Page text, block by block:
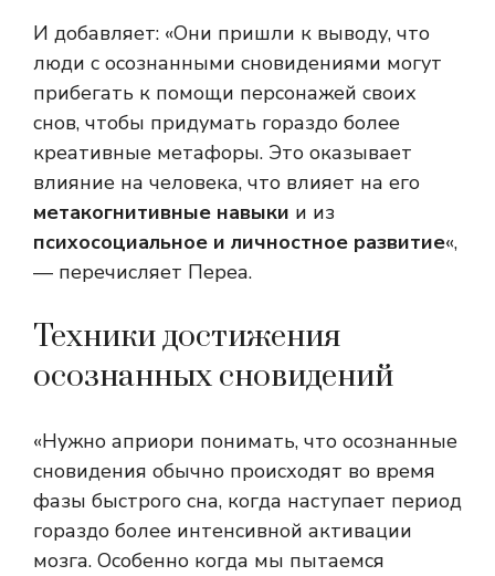
И добавляет: «Они пришли к выводу, что
люди с осознанными сновидениями могут
прибегать к помощи персонажей своих
снов, чтобы придумать гораздо более
креативные метафоры. Это оказывает
влияние на человека, что влияет на его
метакогнитивные навыки и из
психосоциальное и личностное развитие«,
— перечисляет Переа.
Техники достижения
осознанных сновидений
«Нужно априори понимать, что осознанные
сновидения обычно происходят во время
фазы быстрого сна, когда наступает период
гораздо более интенсивной активации
мозга. Особенно когда мы пытаемся